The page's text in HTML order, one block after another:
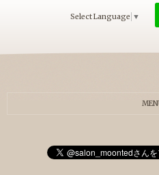
Select Language ▼